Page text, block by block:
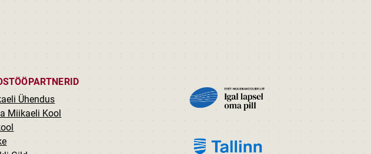
Ühendus
Miikaeli Kool
PILT
PILT